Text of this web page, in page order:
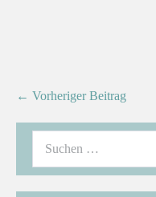
← Vorheriger Beitrag